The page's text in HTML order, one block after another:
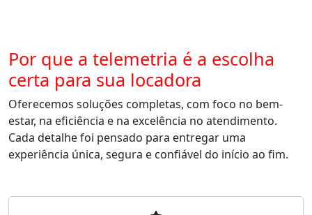
Por que a telemetria é a escolha
certa para sua locadora
Oferecemos soluções completas, com foco no bem-
estar, na eficiência e na excelência no atendimento.
Cada detalhe foi pensado para entregar uma
experiência única, segura e confiável do início ao fim.